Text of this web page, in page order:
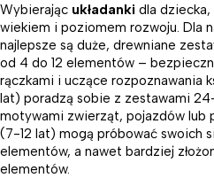
Wybierając układanki dla
wiekiem i poziomem rozwoju. Dla
najlepsze są duże, drewniane
od 4 do 12 elementów –
rączkami i uczące rozpoznawania
lat) poradzą sobie z zestawami
motywami zwierząt, pojazdów lub
(7-12 lat) mogą próbować swoich
elementów, a nawet bardziej
elementów.